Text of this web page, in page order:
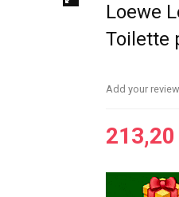
Loewe
Toilette
Add your review
213,20